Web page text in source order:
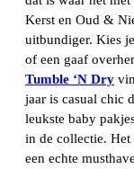
Kerst en Oud &
uitbundiger. Kies
of een gaaf
Tumble ‘N Dry
jaar is casual chic
leukste baby
in de collectie.
een echte